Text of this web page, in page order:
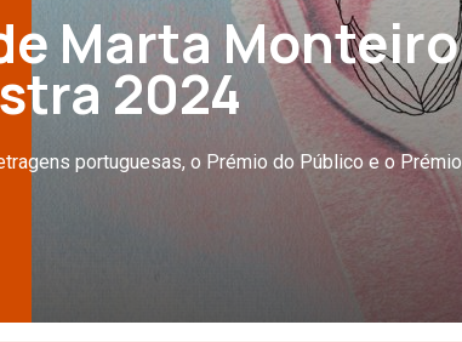
Marta Monteiro
2024
portuguesas, o Prémio do Público e o Prémio